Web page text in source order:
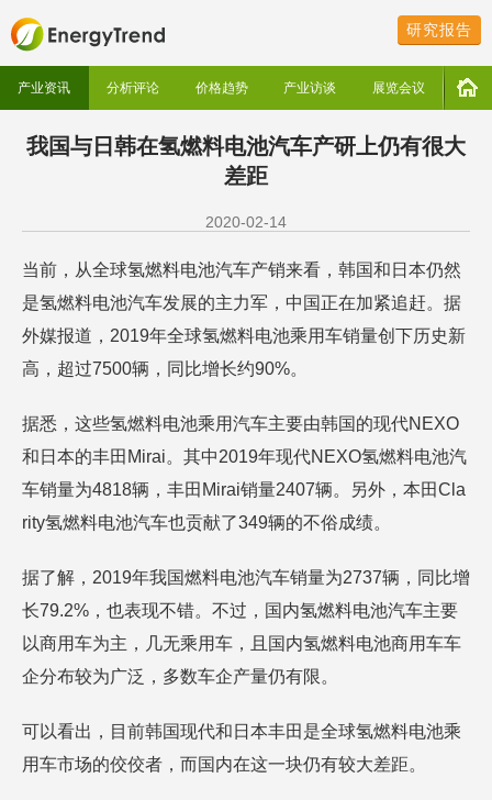
研究报告
产业资讯 分析评论 价格趋势 产业访谈 展览会议
我国与日韩在氢燃料电池汽车产研上仍有很大
差距
2020-02-14
当前，从全球氢燃料电池汽车产销来看，韩国和日本仍然
是氢燃料电池汽车发展的主力军，中国正在加紧追赶。据
外媒报道，2019年全球氢燃料电池乘用车销量创下历史新
高，超过7500辆，同比增长约90%。
据悉，这些氢燃料电池乘用汽车主要由韩国的现代NEXO
和日本的丰田Mirai。其中2019年现代NEXO氢燃料电池汽
车销量为4818辆，丰田Mirai销量2407辆。另外，本田Cla
rity氢燃料电池汽车也贡献了349辆的不俗成绩。
据了解，2019年我国燃料电池汽车销量为2737辆，同比增
长79.2%，也表现不错。不过，国内氢燃料电池汽车主要
以商用车为主，几无乘用车，且国内氢燃料电池商用车车
企分布较为广泛，多数车企产量仍有限。
可以看出，目前韩国现代和日本丰田是全球氢燃料电池乘
用车市场的佼佼者，而国内在这一块仍有较大差距。